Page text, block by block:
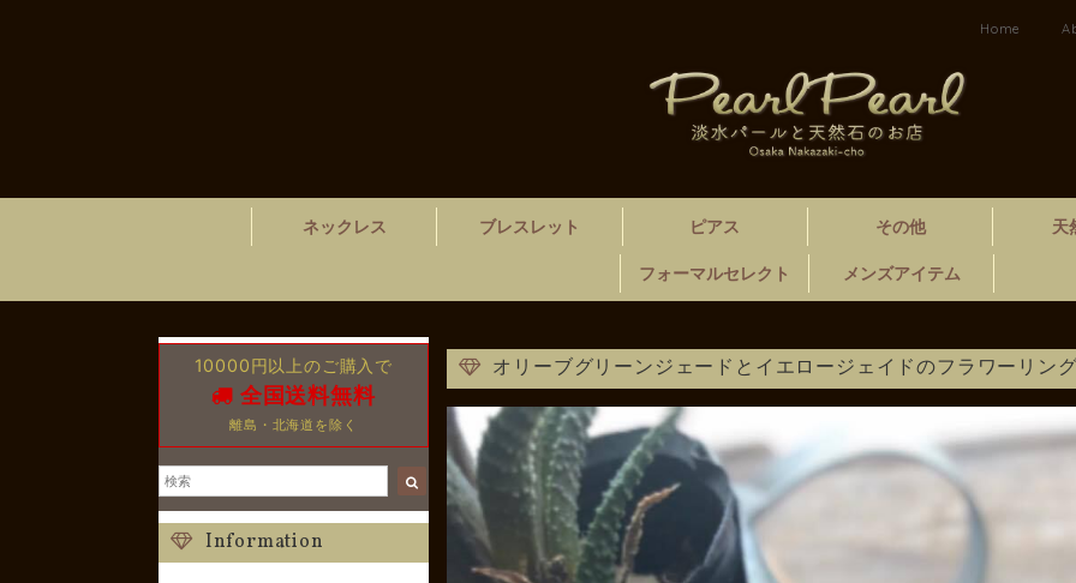
Home
ネックレス ブレスレット ピアス その他 天
フォーマルセレクト メンズアイテム
10000円以上のご購入で
全国送料無料
離島・北海道を除く
Information
オリーブグリーンジェードとイエロージェイドのフラワーリン